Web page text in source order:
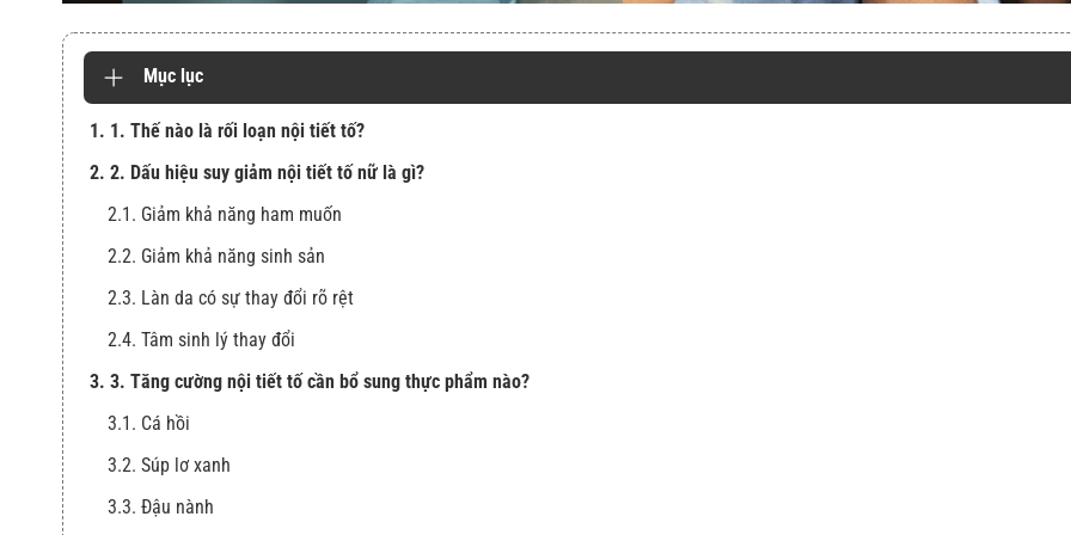
Mục lục
1. 1. Thế nào là rối loạn nội tiết tố?
2. 2. Dấu hiệu suy giảm nội tiết tố nữ là gì?
2.1. Giảm khả năng ham muốn
2.2. Giảm khả năng sinh sản
2.3. Làn da có sự thay đổi rõ rệt
2.4. Tâm sinh lý thay đổi
3. 3. Tăng cường nội tiết tố cần bổ sung thực phẩm nào?
3.1. Cá hồi
3.2. Súp lơ xanh
3.3. Đậu nành